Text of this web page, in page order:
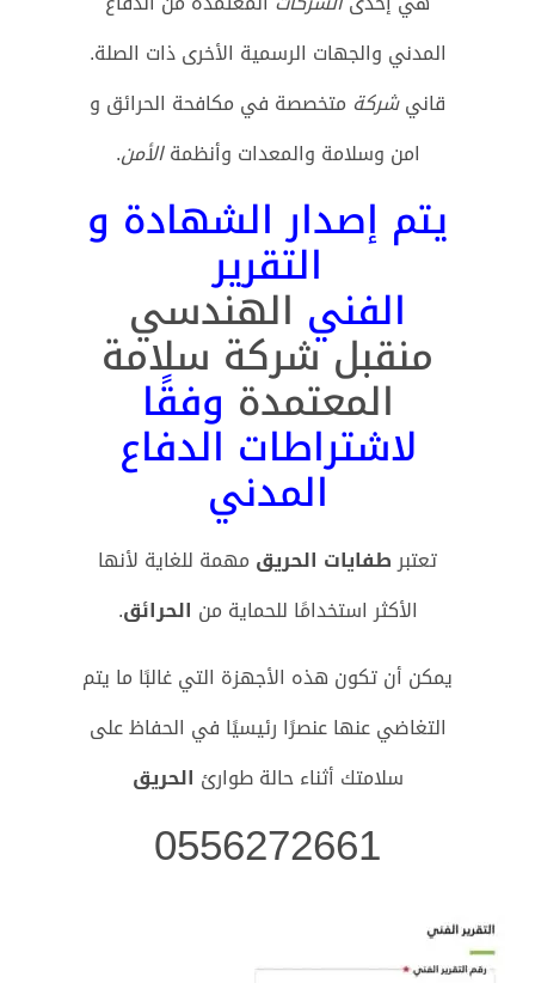
المدني والجهات الرسمية الأخرى ذات الصلة.
قانيشركةمتخصصة في مكافحة الحرائق و
امن وسلامة والمعدات وأنظمةالأمن.
يتم إصدار الشهادة و
التقرير
الفنيالهندسي
منقبل شركة سلامة
المعتمدةوفقًا
لاشتراطات الدفاع
المدني
تعتبرطفايات الحريقمهمة للغاية لأنها
الأكثر استخدامًا للحماية منالحرائق.
يمكن أن تكون هذه الأجهزة التي غالبًا ما يتم
التغاضي عنها عنصرًا رئيسيًا في الحفاظ على
سلامتك أثناء حالة طوارئالحريق
0556272661